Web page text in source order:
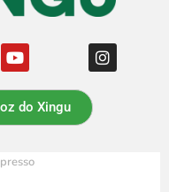
do Xingu